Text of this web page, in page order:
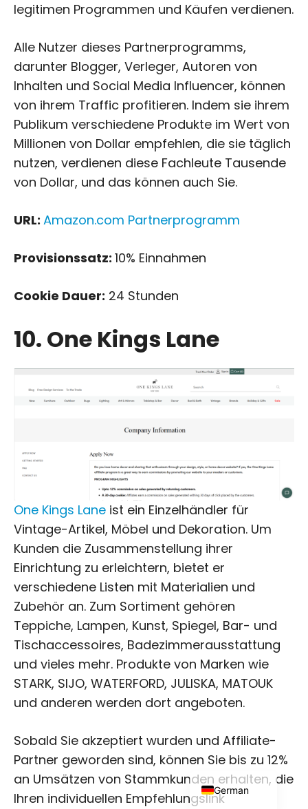
legitimen Programmen und Käufen verdienen.
Alle Nutzer dieses Partnerprogramms,
darunter Blogger, Verleger, Autoren von
Inhalten und Social Media Influencer, können
von ihrem Traffic profitieren. Indem sie ihrem
Publikum verschiedene Produkte im Wert von
Millionen von Dollar empfehlen, die sie täglich
nutzen, verdienen diese Fachleute Tausende
von Dollar, und das können auch Sie.
URL: Amazon.com Partnerprogramm
Provisionssatz: 10% Einnahmen
Cookie Dauer: 24 Stunden
10. One Kings Lane
One Kings Lane ist ein Einzelhändler für
Vintage-Artikel, Möbel und Dekoration. Um
Kunden die Zusammenstellung ihrer
Einrichtung zu erleichtern, bietet er
verschiedene Listen mit Materialien und
Zubehör an. Zum Sortiment gehören
Teppiche, Lampen, Kunst, Spiegel, Bar- und
Tischaccessoires, Badezimmerausstattung
und vieles mehr. Produkte von Marken wie
STARK, SIJO, WATERFORD, JULISKA, MATOUK
und anderen werden dort angeboten.
Sobald Sie akzeptiert wurden und Affiliate-
Partner geworden sind, können Sie bis zu 12%
an Umsätzen von Stammkunden erhalten, die
Ihren individuellen EmpfehlungslinkGerman
English
French
Italian
Portuguese
Russian
Japanese